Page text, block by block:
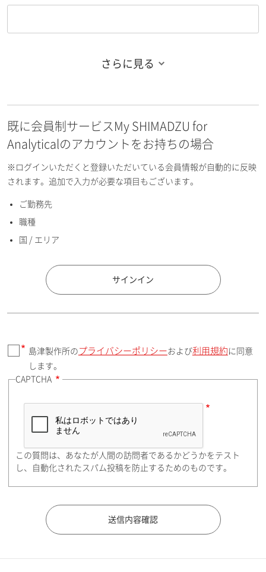
お名前フリガナ（名）
E-mailアドレス（半角英数）
国 / エリア
郵便番号（勤務先）
住所検索
都道府県（勤務先）
さらに見る
既に会員制サービスMy SHIMADZU for
Analyticalのアカウントをお持ちの場合
※ログインいただくと登録いただいている会員情報が自動的に反映
されます。追加で入力が必要な項目もございます。
ご勤務先
職種
国 / エリア
サインイン
島津製作所の プライバシーポリシー および利用規約 に同意
します。
CAPTCHA
この質問は、あなたが人間の訪問者であるかどうかをテスト
し、自動化されたスパム投稿を防止するためのものです。